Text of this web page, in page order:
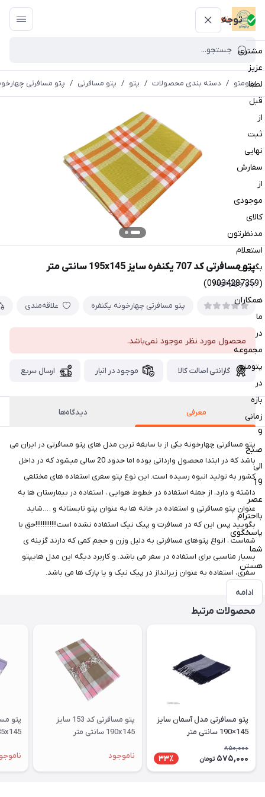
توجه
مشتری
عزیز
لطفا
قبل
از
ثبت
نهایی
سفارش
از
موجودی
کالای
مدنظرتون
استعلام
بگیرین
(09034287359)
همکاران
ما
در
مجموعه
پتومتو
در
بازه
زمانی
9
صبح
الی
19
عصر
بااحترام
پاسخگوی
شما
هستن
ادامه
پتومتو
پتومتو / دسته بندی محصولات / پتو / پتو مسافرتی / پتو مسافرتی
پتو مسافرتی کد 707 یکنفره سایز 195x145 سانتی متر
پتو چهارخونه
پتو مسافرتی چهارخونه یکنفره علاقه‌مندی
محصول مورد نظر موجود نمی‌باشد.
گارانتی اصالت کالا موجود در انبار ارسال سریع
معرفی دیدگاه‌ها
پتو مسافرتی چهارخونه یکی از با سابقه ترین مدل های پتو مسافرتی در ایران می
باشد که در ابتدا محصول وارداتی بوده اما حدود 20 سالی میشود که در داخل
کشور به تولید انبوه رسیده است. این نوع پتو سفری استفاده های مختلفی
داشته و دارد، از جمله استفاده در خطوط هوایی ، استفاده در بیمارستان ها به
عنوان پتو مسافرتی و استفاده در خانه ها به عنوان پتو تابستانه و ….شاید
بگویید پس این که در مسافرت و پیک نیک استفاده نشده است!!!!!!!!!!!!حق با
شماست ، انواع پتوهای مسافرتی به دلیل وزن و حجم کمی که دارند گزینه ی
بسیار مناسبی برای استفاده در سفر می باشد. و کاربرد دیگه این مدل هایپتو
سفری، استفاده به عنوان زیرانداز در پیک نیک و یا پارک ها می باشد.
محصولات مرتبط
پتو مسافرتی مدل آسمان سایز
145×190 سانتی متر
850,000
575,000 تومان 33٪
پتو مسافرتی کد 153 سایز
190x145 سانتی متر
ناموجود
185x145 سانتی متر